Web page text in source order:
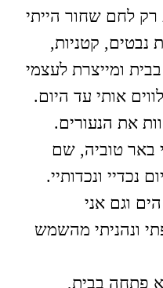
רק לחם שחור הייתי
נבטים, קטניות,
ומייצרת לעצמי
אותי עד היום.
את הנעורים.
באר טוביה, שם
נכדיי ונכדותיי.
וגם אני
ונהניתי מהשמש
פתחה בבית,